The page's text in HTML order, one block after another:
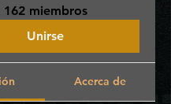
162 miembros
Unirse
Acerca de